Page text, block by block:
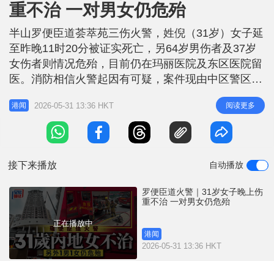
:
4
9
6
2
%
n
i
-
P
c
u
r
e
重不治 一对男女仍危殆
半山罗便臣道荟萃苑三伤火警，姓倪（31岁）女子延
至昨晚11时20分被证实死亡，另64岁男伤者及37岁
女伤者则情况危殆，目前仍在玛丽医院及东区医院留
医。消防相信火警起因有可疑，案件现由中区警区重
案组接手跟进。 3名伤者分别是姓尹男住户（64
岁）、姓倪女住户（31岁）及姓卢女子（37岁）。据
悉，尹男及倪女是情侣，卢女则是友人；两名涉案女
子为内地人，持双程证来港。昨日倪女被送到律敦治
港闻 2026-05-31 13:36 HKT 阅读更多
接下来播放 自动播放
正在播放中
罗便臣道火警｜31岁女子晚上伤
重不治 一对男女仍危殆
港闻
2026-05-31 13:36 HKT